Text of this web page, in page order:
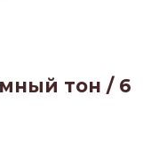
тон / 6